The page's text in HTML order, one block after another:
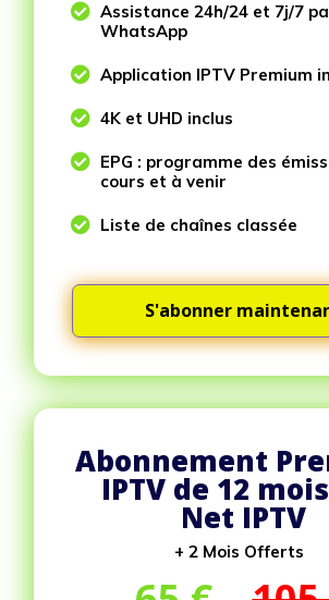
 Assistance 24h/24 et 7j/7
WhatsApp
 Application IPTV Premium
 4K et UHD inclus
 EPG : programme des
cours et à venir
 Liste de chaînes classée
S'abonner
Abonnement
IPTV de 12
Net IPTV
+ 2 Mois Offerts